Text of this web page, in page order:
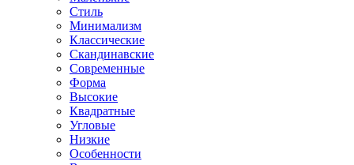
Стиль
Минимализм
Классические
Скандинавские
Современные
Форма
Высокие
Квадратные
Угловые
Низкие
Особенности